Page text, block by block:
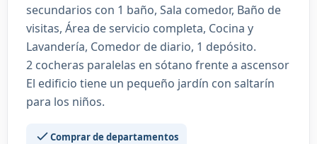
secundarios con 1 baño, Sala comedor, Baño de
visitas, Área de servicio completa, Cocina y
Lavandería, Comedor de diario, 1 depósito.
2 cocheras paralelas en sótano frente a ascensor
El edificio tiene un pequeño jardín con saltarín
para los niños.
Comprar de departamentos